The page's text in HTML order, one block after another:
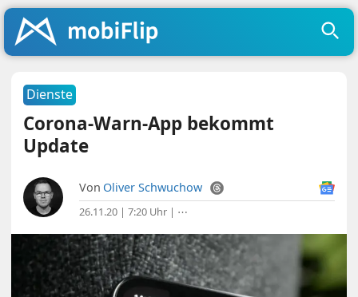
Dienste
Corona-Warn-App bekommt
Update
Von Oliver Schwuchow
26.11.20 | 7:20 Uhr | ⋯